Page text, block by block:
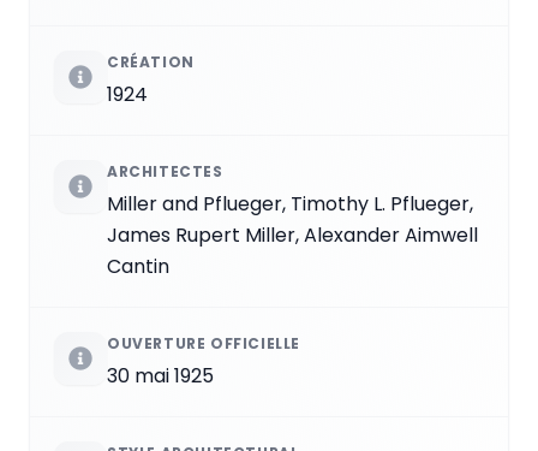
CRÉATION
1924
ARCHITECTES
Miller and Pflueger, Timothy L. Pflueger,
James Rupert Miller, Alexander Aimwell
Cantin
OUVERTURE OFFICIELLE
30 mai 1925